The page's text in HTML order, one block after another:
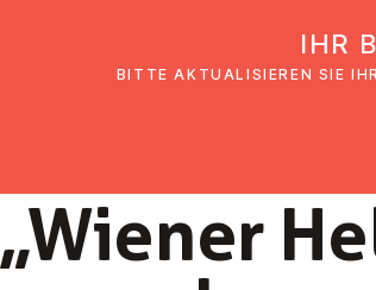
„Wiener
IHR
BITTE AKTUALISIEREN SIE